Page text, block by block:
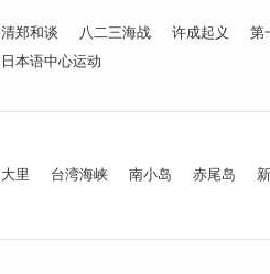
清郑和谈 八二三海战 许成起义
第
日本语中心运动
大里 台湾海峡 南小岛 赤尾岛